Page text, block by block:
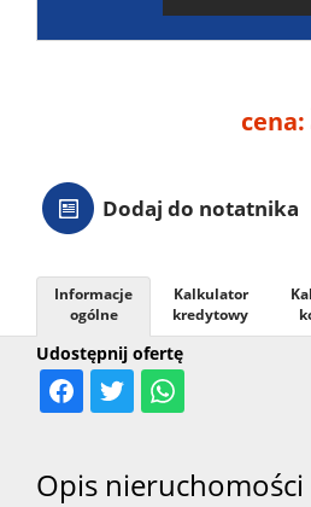
cena:
Dodaj do notatnika
Udostępnij ofertę
Informacje
ogólne
Kalkulator
kredytowy
Opis nieruchomości